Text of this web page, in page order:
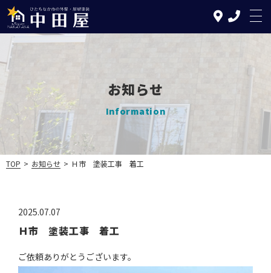
TOP
中田屋の特徴
塗装について
施工実績
お知らせ
お知らせ
Information
TOP > お知らせ > Ｈ市 塗装工事 着工
2025.07.07
Ｈ市 塗装工事 着工
ご依頼ありがとうございます。